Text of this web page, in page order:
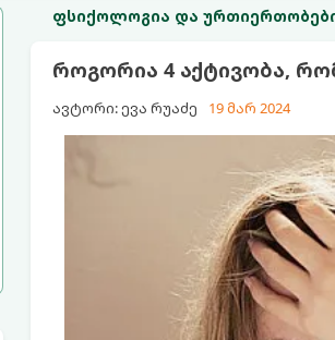
ფსიქოლოგია და
როგორია 4 აქტივობა,
ავტორი: ევა რუაძე 19 მარ 2024